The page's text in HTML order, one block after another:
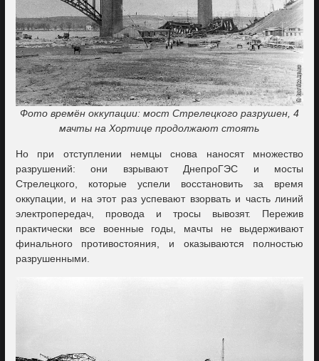
Фото времён оккупации: мост Стрелецкого разрушен, 4
мачты на Хортице продолжают стоять
Но при отступлении немцы снова наносят множество
разрушений: они взрывают ДнепроГЭС и мосты
Стрелецкого, которые успели восстановить за время
оккупации, и на этот раз успевают взорвать и часть линий
электропередач, провода и тросы вывозят. Пережив
практически все военные годы, мачты не выдерживают
финального противостояния, и оказываются полностью
разрушенными.